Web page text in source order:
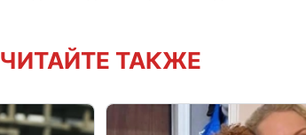
ЧИТАЙТЕ ТАКЖЕ